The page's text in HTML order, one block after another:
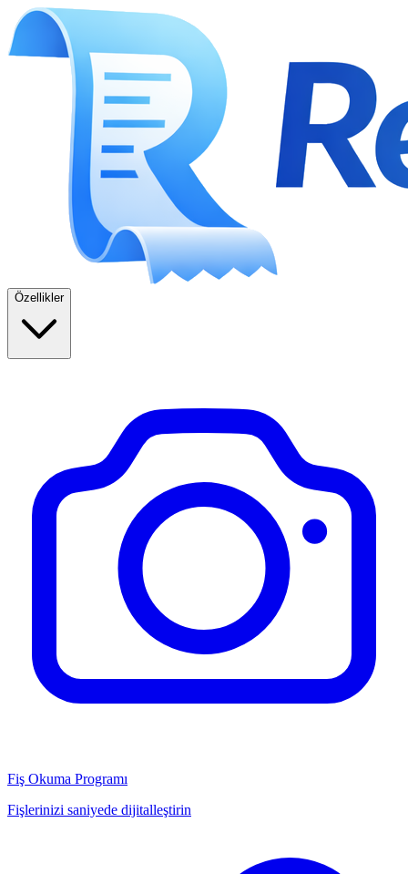
Özellikler
Fiş Okuma Programı
Fişlerinizi saniyede dijitalleştirin